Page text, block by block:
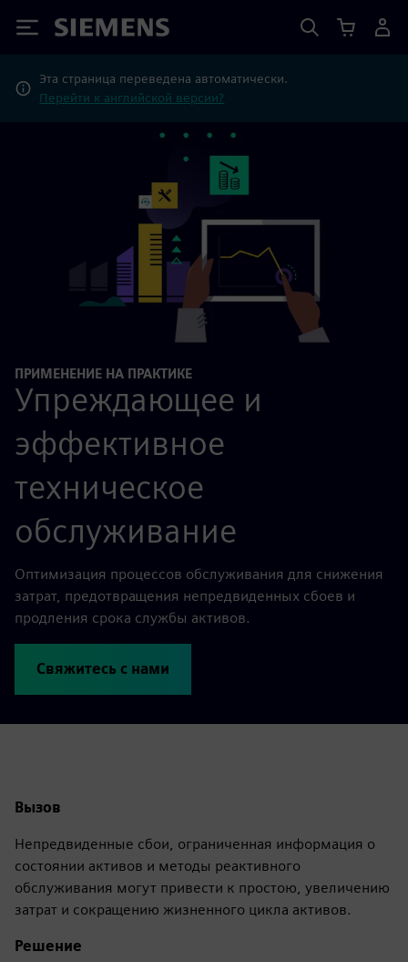
Siemens
Эта страница переведена автоматически.
Перейти к английской версии?
ПРИМЕНЕНИЕ НА ПРАКТИКЕ
Упреждающее и
эффективное
техническое
обслуживание
Оптимизация процессов обслуживания для снижения
затрат, предотвращения непредвиденных сбоев и
продления срока службы активов.
Свяжитесь с нами
Вызов
Непредвиденные сбои, ограниченная информация о
состоянии активов и методы реактивного
обслуживания могут привести к простою, увеличению
затрат и сокращению жизненного цикла активов.
Решение